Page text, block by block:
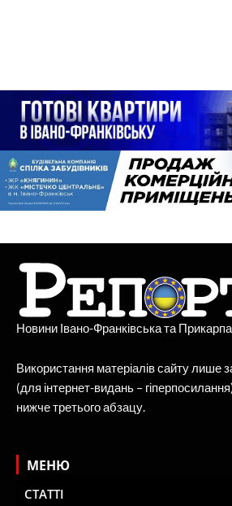
Новини Івано-Франківська та
Використання матеріалів сайту лише
(для інтернет-видань –
нижче третього абзацу.
МЕНЮ
СТАТТІ